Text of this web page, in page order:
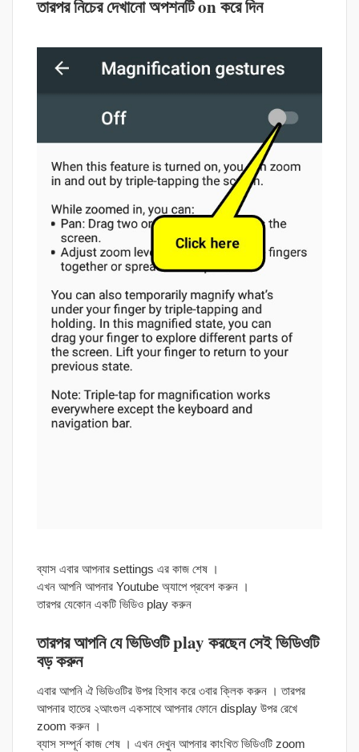
তারপর নিচের দেখানো অপশনটি on করে দিন
ব্যাস এবার আপনার settings এর কাজ শেষ ।
এখন আপনি আপনার Youtube অ্যাপে প্রবেশ করুন ।
তারপর যেকোন একটি ভিডিও play করুন
তারপর আপনি যে ভিডিওটি play করছেন সেই ভিডিওটি
বড় করুন
এবার আপনি ঐ ভিডিওটির উপর হিসাব করে ৩বার ক্লিক করুন । তারপর
আপনার হাতের ২আংগুল একসাথে আপনার ফোনে display উপর রেখে
zoom করুন ।
ব্যাস সম্পূর্ন কাজ শেষ । এখন দেখুন আপনার কাংখিত ভিডিওটি zoom